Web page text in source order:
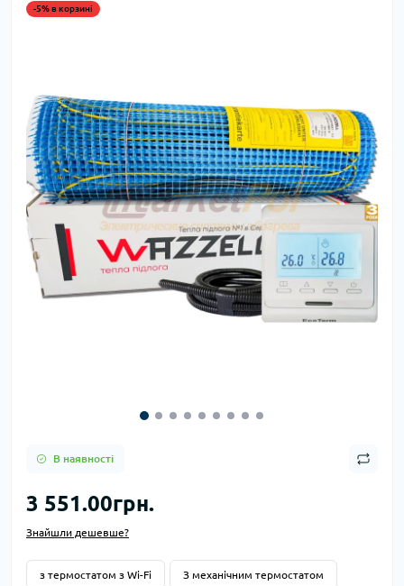
-5% в корзині
В наявності
3 551.00грн.
Знайшли дешевше?
з термостатом з Wi-Fi З механічним термостатом